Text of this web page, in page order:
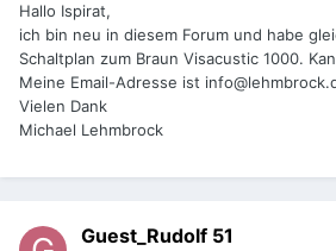
Hallo Ispirat,
ich bin neu in diesem Forum und habe
Schaltplan zum Braun Visacustic 1000.
Meine Email-Adresse ist
Vielen Dank
Michael Lehmbrock
Guest_Rudolf 51